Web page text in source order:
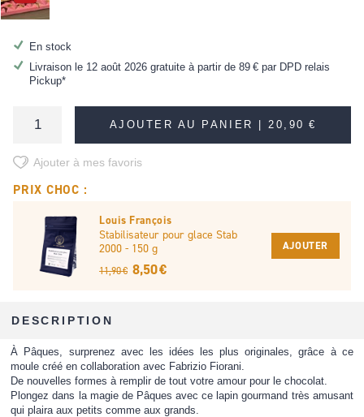
En stock
Livraison le 12 août 2026 gratuite à partir de 89 €par DPD relais
Pickup*
AJOUTER AU PANIER | 20,90 €
Ajouter à mes favoris
PRIX CHOC :
Louis François
Stabilisateur pour glace Stab
2000 - 150 g
11,90 € 8,50 €
AJOUTER
DESCRIPTION
À Pâques, surprenez avec les idées les plus originales, grâce à ce
moule créé en collaboration avec Fabrizio Fiorani.
De nouvelles formes à remplir de tout votre amour pour le chocolat.
Plongez dans la magie de Pâques avec ce lapin gourmand très amusant
qui plaira aux petits comme aux grands.